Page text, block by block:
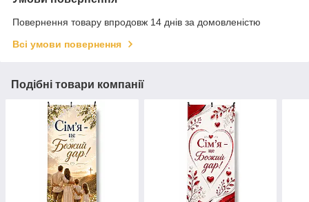
Повернення товару впродовж 14 днів за домовленістю
Всі умови повернення
Подібні товари компанії